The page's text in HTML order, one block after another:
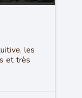
les
et très